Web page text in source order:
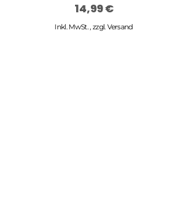
14,99 €
Inkl. MwSt. ,zzgl.Versand